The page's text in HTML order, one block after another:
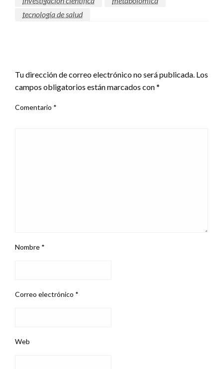
tecnología de salud
Tu dirección de correo electrónico no será publicada. Los
campos obligatorios están marcados con*
Comentario *
Nombre *
Correo electrónico *
Web